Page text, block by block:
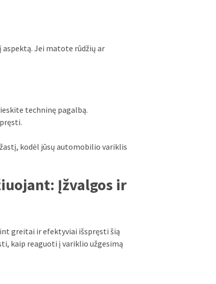
Jei matote rūdžių ar
techninę pagalbą.
kodėl jūsų automobilio variklis
Įžvalgos ir
greitai ir efektyviai išspręsti šią
kaip reaguoti į variklio užgesimą